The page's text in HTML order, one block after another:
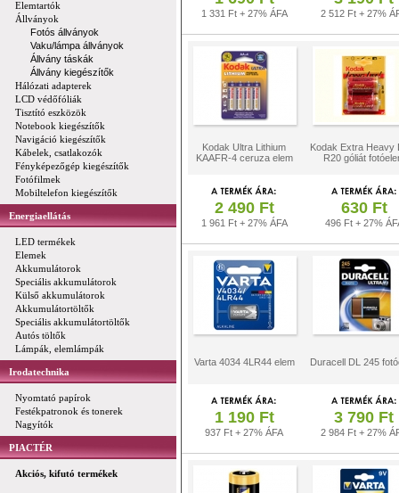
Elemtartók
Állványok
Fotós állványok
Vaku/lámpa állványok
Állvány táskák
Állvány kiegészítők
Hálózati adapterek
LCD védőfóliák
Tisztító eszközök
Notebook kiegészítők
Navigáció kiegészítők
Kábelek, csatlakozók
Fényképezőgép kiegészítők
Fotófilmek
Mobiltelefon kiegészítők
Energiaellátás
LED termékek
Elemek
Akkumulátorok
Speciális akkumulátorok
Külső akkumulátorok
Akkumulátortöltők
Speciális akkumulátortöltők
Autós töltők
Lámpák, elemlámpák
Irodatechnika
Nyomtató papírok
Festékpatronok és tonerek
Nagyítók
PIACTÉR
Akciós, kifutó termékek
1 331 Ft + 27% ÁFA 2 512 Ft + 27%
Kodak Ultra Lithium
KAAFR-4 ceruza elem
Kodak Extra Heavy
R20 góliát
2 490 Ft
1 961 Ft + 27% ÁFA
630 Ft
496 Ft + 27%
Varta 4034 4LR44 elem Duracell DL 245
1 190 Ft
937 Ft + 27% ÁFA
3 790 Ft
2 984 Ft + 27%